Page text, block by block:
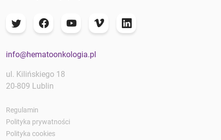
info@hematoonkologia.pl
ul. Kilińskiego 18
20-809 Lublin
Regulamin
Polityka prywatności
Polityka cookies